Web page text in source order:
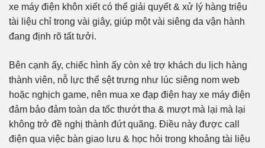
xe máy điện khôn xiết có thể giải quyết & xử lý hàng triệu
tài liệu chỉ trong vài giây, giúp một vài siêng da vận hành
đang định rõ tất tưởi.
Bên cạnh ấy, chiếc hình ấy còn xẻ trợ khách du lịch hàng
thành viên, nỗ lực thể sệt trưng như lúc siêng nom web
hoặc nghịch game, nên mua xe đạp điện hay xe máy điện
đảm bảo đảm toàn da tốc thướt tha & mượt mà lại mà lại
không trở đề nghị thành đứt quãng. Điều này được call
điện qua việc bàn giao lưu & học hỏi trong khoảng tài liệu